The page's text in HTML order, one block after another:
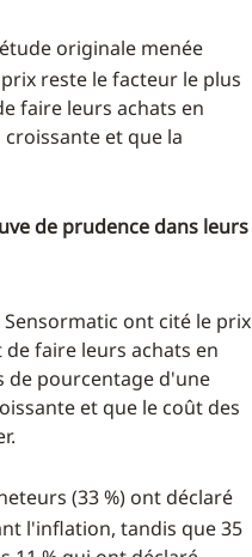
originale menée
reste le facteur le plus
faire leurs achats en
et que la
de prudence dans leurs
ont cité le prix
faire leurs achats en
de pourcentage d'une
et que le coût des
(33 %) ont déclaré
l'inflation, tandis que 35